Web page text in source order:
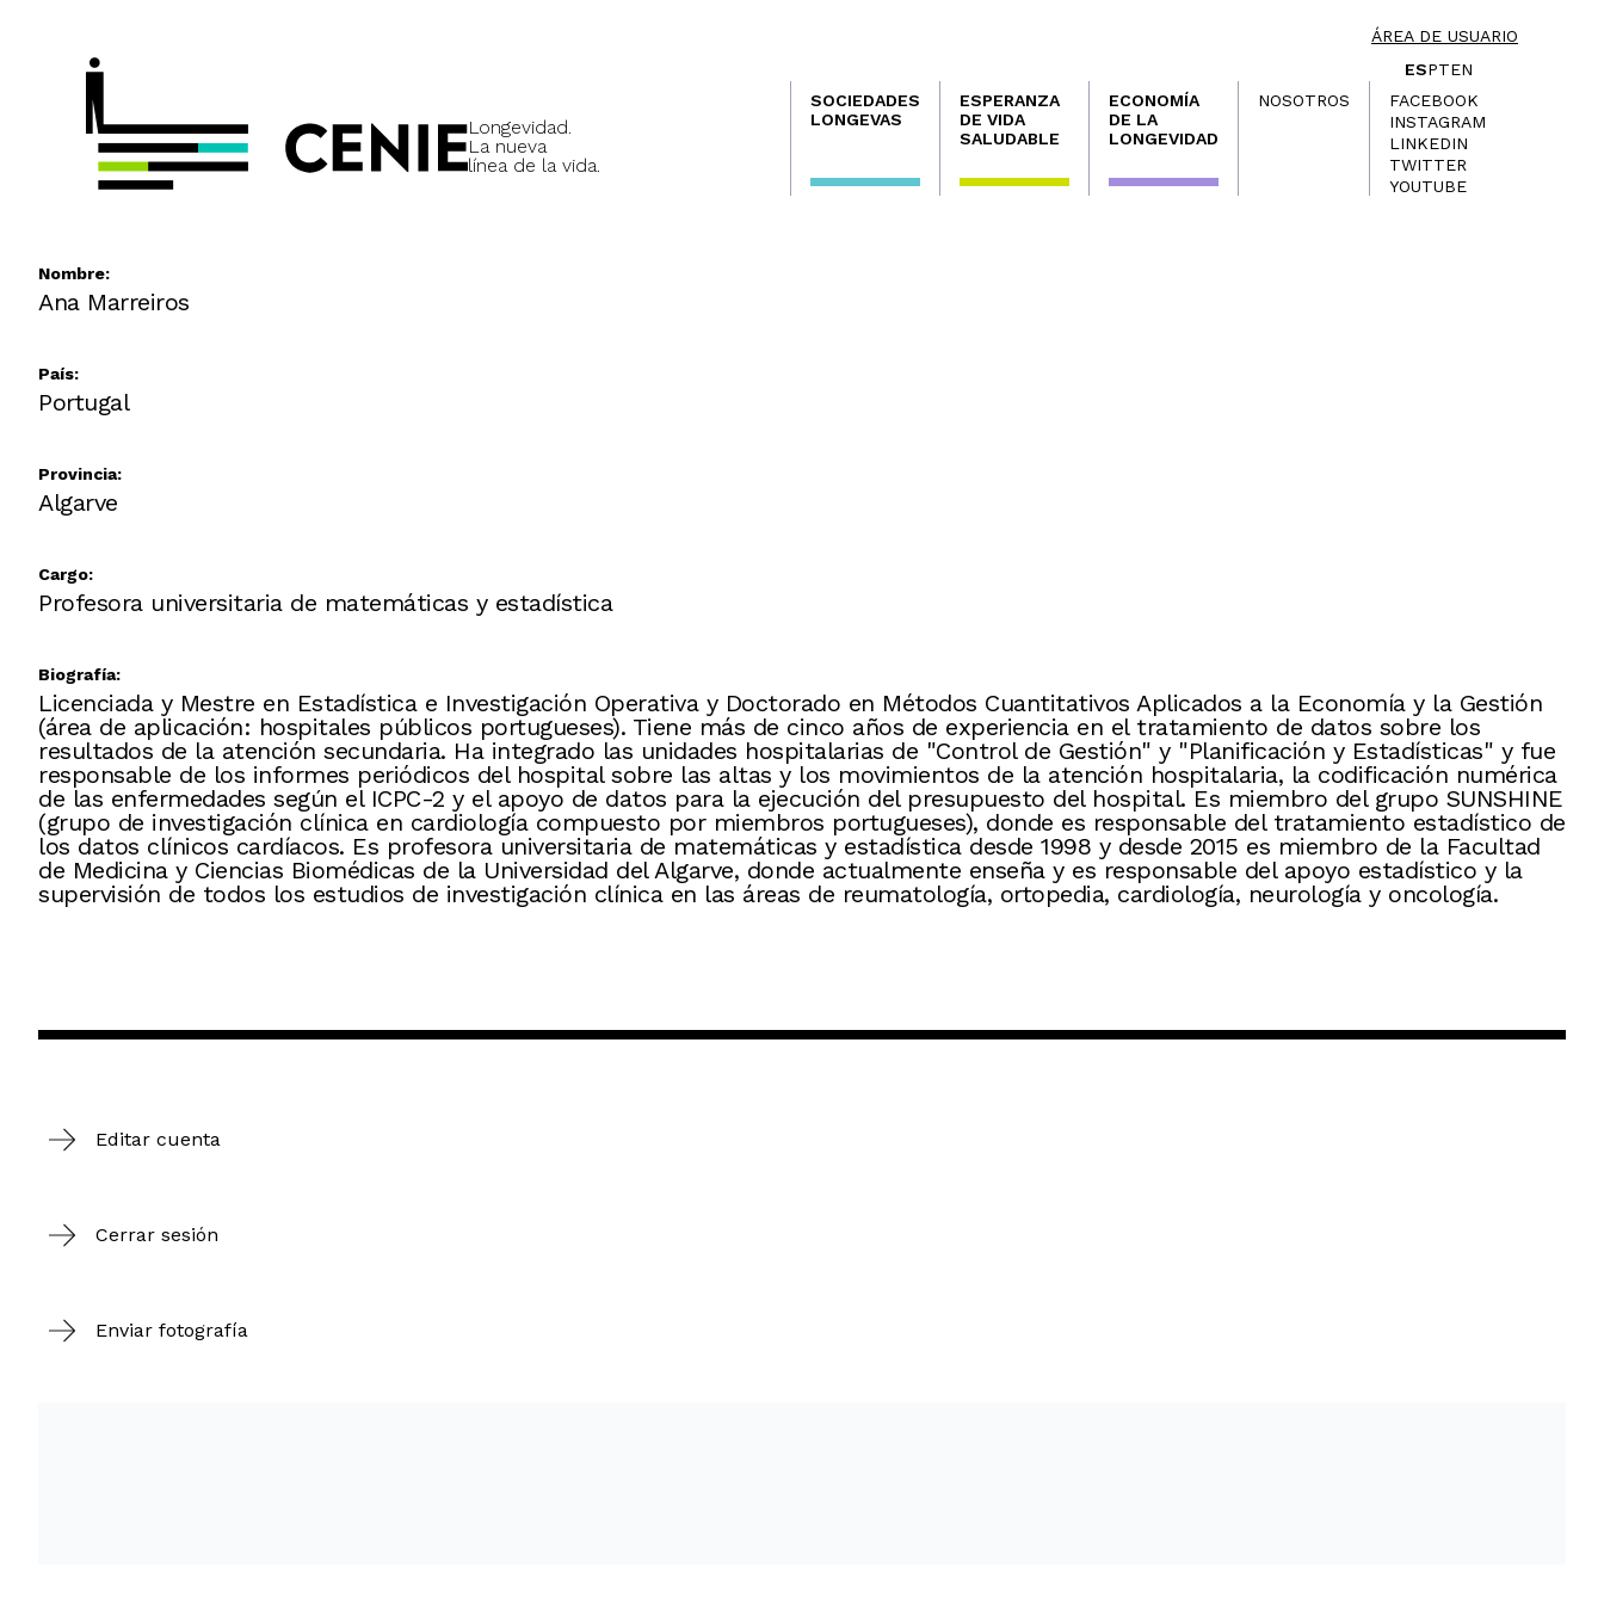
ÁREA DE USUARIO
Longevidad.
La nueva
línea de la vida.
ESPTEN
Navegación
principal
SOCIEDADES
LONGEVAS
ESPERANZA
DE VIDA
SALUDABLE
ECONOMÍA
DE LA
LONGEVIDAD
NOSOTROS
FACEBOOK
INSTAGRAM
LINKEDIN
TWITTER
YOUTUBE
Nombre:
Ana Marreiros
País:
Portugal
Provincia:
Algarve
Cargo:
Profesora universitaria de matemáticas y estadística
Biografía:
Licenciada y Mestre en Estadística e Investigación Operativa y Doctorado en Métodos Cuantitativos Aplicados a la Economía y la Gestión
(área de aplicación: hospitales públicos portugueses). Tiene más de cinco años de experiencia en el tratamiento de datos sobre los
resultados de la atención secundaria. Ha integrado las unidades hospitalarias de "Control de Gestión" y "Planificación y Estadísticas" y fue
responsable de los informes periódicos del hospital sobre las altas y los movimientos de la atención hospitalaria, la codificación numérica
de las enfermedades según el ICPC-2 y el apoyo de datos para la ejecución del presupuesto del hospital. Es miembro del grupo SUNSHINE
(grupo de investigación clínica en cardiología compuesto por miembros portugueses), donde es responsable del tratamiento estadístico de
los datos clínicos cardíacos. Es profesora universitaria de matemáticas y estadística desde 1998 y desde 2015 es miembro de la Facultad
de Medicina y Ciencias Biomédicas de la Universidad del Algarve, donde actualmente enseña y es responsable del apoyo estadístico y la
supervisión de todos los estudios de investigación clínica en las áreas de reumatología, ortopedia, cardiología, neurología y oncología.
Editar cuenta
Cerrar sesión
Enviar fotografía